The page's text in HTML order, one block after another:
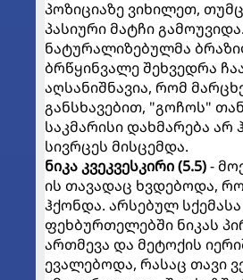
პოზიციაზე ვიხილეთ,
პასიური მატჩი
ნატურალიზებულმა
ბრწყინვალე შეხვედრა
აღსანიშნავია, რომ
განსხავებით, "გოჩოს"
საკმარისი დახმარება არ
სივრცეს მისცემდა.
ნიკაკვეკვესკირი (5.5)-
ის თავადაც ხვდებოდა,
ჰქონდა. არსებულ
ფეხბურთელებში ნიკას
ართმევა და მეტოქის
ევალებოდა, რასაც თავი